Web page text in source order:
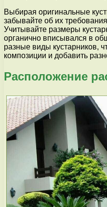
Выбирая оригинальные
забывайте об их
Учитывайте размеры
органично вписывался в
разные виды кустарников,
композиции и добавить
Расположение